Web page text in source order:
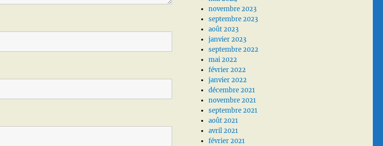
novembre 2023
septembre 2023
août 2023
janvier 2023
septembre 2022
mai 2022
février 2022
janvier 2022
décembre 2021
novembre 2021
septembre 2021
août 2021
avril 2021
février 2021